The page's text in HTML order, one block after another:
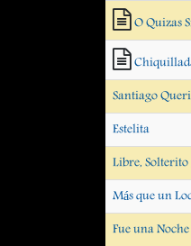
O Quizas
Santiago
Estelita
Libre,
Más que un
Fue una